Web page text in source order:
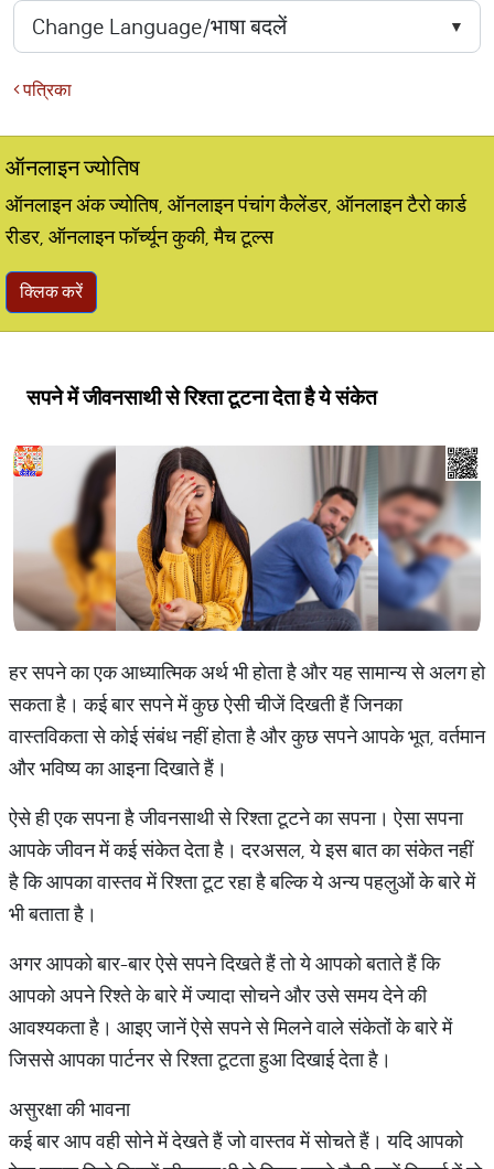
पत्रिका
ऑनलाइन ज्योतिष
ऑनलाइन अंक ज्योतिष, ऑनलाइन पंचांग कैलेंडर, ऑनलाइन टैरो कार्ड
रीडर, ऑनलाइन फॉर्च्यून कुकी, मैच टूल्स
क्लिक करें
सपने में जीवनसाथी से रिश्ता टूटना देता है ये संकेत
हर सपने का एक आध्यात्मिक अर्थ भी होता है और यह सामान्य से अलग हो
सकता है। कई बार सपने में कुछ ऐसी चीजें दिखती हैं जिनका
वास्तविकता से कोई संबंध नहीं होता है और कुछ सपने आपके भूत, वर्तमान
और भविष्य का आइना दिखाते हैं।
ऐसे ही एक सपना है जीवनसाथी से रिश्ता टूटने का सपना। ऐसा सपना
आपके जीवन में कई संकेत देता है। दरअसल, ये इस बात का संकेत नहीं
है कि आपका वास्तव में रिश्ता टूट रहा है बल्कि ये अन्य पहलुओं के बारे में
भी बताता है।
अगर आपको बार-बार ऐसे सपने दिखते हैं तो ये आपको बताते हैं कि
आपको अपने रिश्ते के बारे में ज्यादा सोचने और उसे समय देने की
आवश्यकता है। आइए जानें ऐसे सपने से मिलने वाले संकेतों के बारे में
जिससे आपका पार्टनर से रिश्ता टूटता हुआ दिखाई देता है।
असुरक्षा की भावना
कई बार आप वही सोने में देखते हैं जो वास्तव में सोचते हैं। यदि आपको